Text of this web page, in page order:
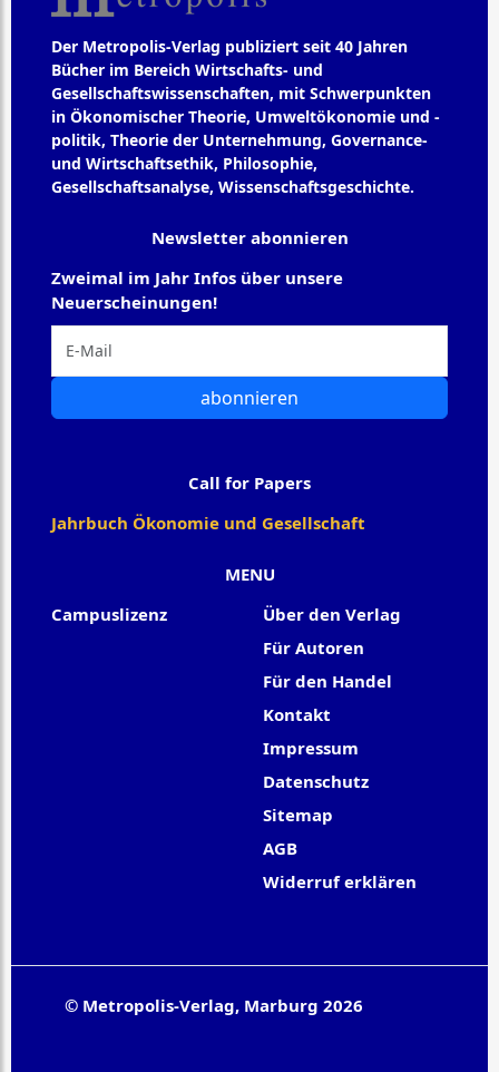
Der Metropolis-Verlag publiziert seit 40 Jahren
Bücher im Bereich Wirtschafts- und
Gesellschaftswissenschaften, mit Schwerpunkten
in Ökonomischer Theorie, Umweltökonomie und -
politik, Theorie der Unternehmung, Governance-
und Wirtschaftsethik, Philosophie,
Gesellschaftsanalyse, Wissenschaftsgeschichte.
MENU
Campuslizenz
Über den Verlag
Für Autoren
Für den Handel
Kontakt
Impressum
Datenschutz
Sitemap
AGB
Widerruf erklären
Newsletter abonnieren
Zweimal im Jahr Infos über unsere
Neuerscheinungen!
abonnieren
Call for Papers
Jahrbuch Ökonomie und Gesellschaft
© Metropolis-Verlag, Marburg 2026